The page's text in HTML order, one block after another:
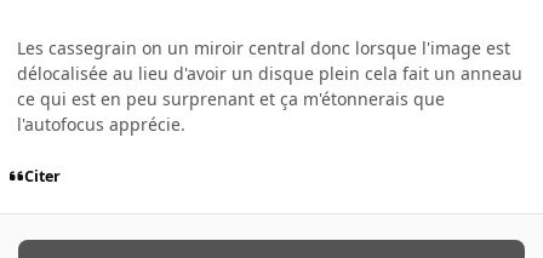
Les cassegrain on un miroir central donc lorsque l'image est
délocalisée au lieu d'avoir un disque plein cela fait un anneau
ce qui est en peu surprenant et ça m'étonnerais que
l'autofocus apprécie.
Citer